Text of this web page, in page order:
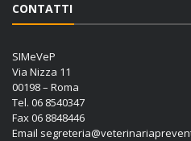
CONTATTI
SIMeVeP
Via Nizza 11
00198 – Roma
Tel. 06 8540347
Fax 06 8848446
Email